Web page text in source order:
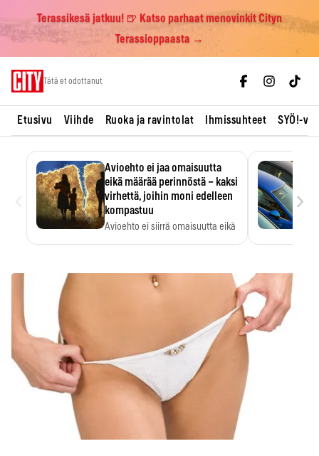
Terassikesä jatkuu! 🍺 Katso parhaat menovinkit Cityn
Terassioppaasta →
Tätä et odottanut
Etusivu Viihde Ruoka ja ravintolat Ihmissuhteet SYÖ!-
Avioehto ei jaa omaisuutta
eikä määrää perinnöstä – kaksi
virhettä, joihin moni edelleen
kompastuu
Avioehto ei siirrä omaisuutta eikä
›